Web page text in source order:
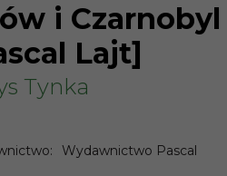
i Czarnobyl
Lajt]
Tynka
: Wydawnictwo Pascal